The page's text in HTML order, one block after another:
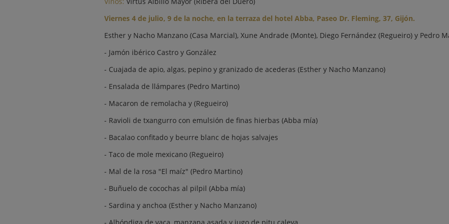
Viernes 4 de julio, 9 de la noche, en la terraza del hotel Abba, Paseo Dr. Fleming, 37, Gijón.
Esther y Nacho Manzano (Casa Marcial), Xune Andrade (Monte), Diego Fernández (Regueiro) y Pedro
- Jamón ibérico Castro y González
- Cuajada de apio, algas, pepino y granizado de acederas (Esther y Nacho Manzano)
- Ensalada de llámpares (Pedro Martino)
- Macaron de remolacha y (Regueiro)
- Ravioli de txangurro con emulsión de finas hierbas (Abba mía)
- Bacalao confitado y beurre blanc de hojas salvajes
- Taco de mole mexicano (Regueiro)
- Mal de la rosa "El maíz" (Pedro Martino)
- Buñuelo de cocochas al pilpil (Abba mía)
- Sardina y anchoa (Esther y Nacho Manzano)